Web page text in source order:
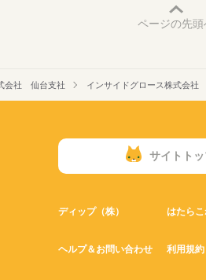
ページの先頭
会社 仙台支社 インサイドグロース株式会社
サイトト
ディップ（株） はたら
ヘルプ＆お問い合わせ 利用規約